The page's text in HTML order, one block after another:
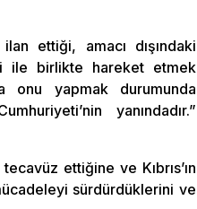
ettiği, amacı dışındaki
ile birlikte hareket etmek
onu yapmak durumunda
yanındadır.”
ettiğine ve Kıbrıs’ın
sürdürdüklerini ve